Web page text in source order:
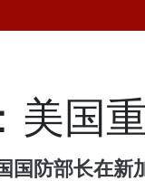
美国
防部长在新